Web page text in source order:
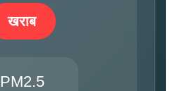
खराब
PM2.5